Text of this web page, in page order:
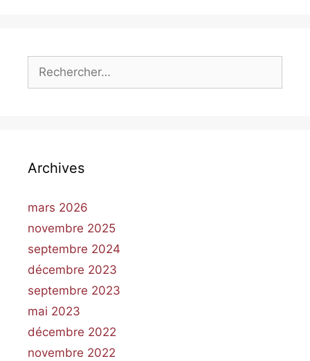
Archives
mars 2026
novembre 2025
septembre 2024
décembre 2023
septembre 2023
mai 2023
décembre 2022
novembre 2022